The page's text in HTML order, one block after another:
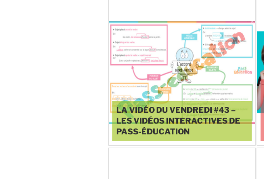
LA VIDÉO DU VENDREDI #43 –
LES VIDÉOS INTERACTIVES DE
PASS-ÉDUCATION